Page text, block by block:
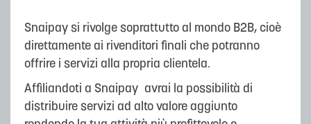
Snaipay si rivolge soprattutto al mondo B2B, cioè
direttamente ai rivenditori finali che potranno
offrire i servizi alla propria clientela.
Affiliandoti a Snaipay avrai la possibilità di
distribuire servizi ad alto valore aggiunto